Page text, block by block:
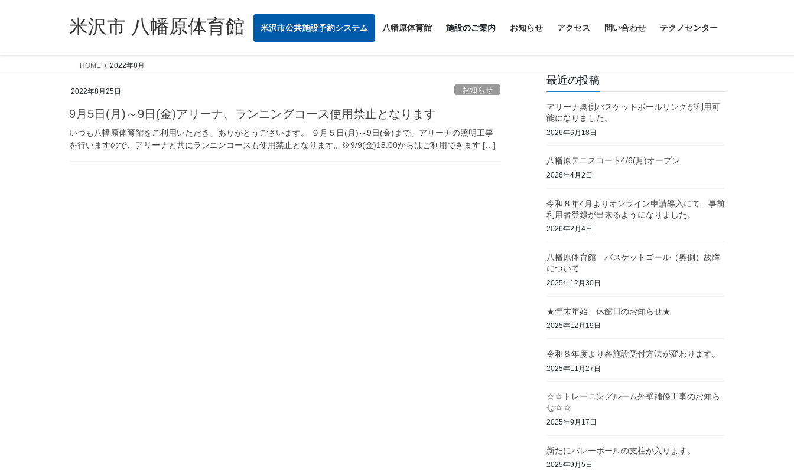
米沢市 八幡原体育館 米沢市公共施設予約システム 八幡原体育館 施設のご案内 お知らせ アクセス 問い合わせ テクノセンター
HOME 2022年8月
2022年8月25日 お知らせ
9月5日(月)～9日(金)アリーナ、ランニングコース使用禁止となります
いつも八幡原体育館をご利用いただき、ありがとうございます。 ９月５日(月)～9日(金)まで、アリーナの照明工事
を行いますので、アリーナと共にランニンコースも使用禁止となります。※9/9(金)18:00からはご利用できます […]
最近の投稿
アリーナ奥側バスケットボールリングが利用可
能になりました。
2026年6月18日
八幡原テニスコート4/6(月)オープン
2026年4月2日
令和８年4月よりオンライン申請導入にて、事前
利用者登録が出来るようになりました。
2026年2月4日
八幡原体育館 バスケットゴール（奥側）故障
について
2025年12月30日
★年末年始、休館日のお知らせ★
2025年12月19日
令和８年度より各施設受付方法が変わります。
2025年11月27日
☆☆トレーニングルーム外壁補修工事のお知ら
せ☆☆
2025年9月17日
新たにバレーボールの支柱が入ります。
2025年9月5日